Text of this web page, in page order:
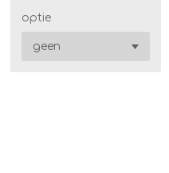
optie